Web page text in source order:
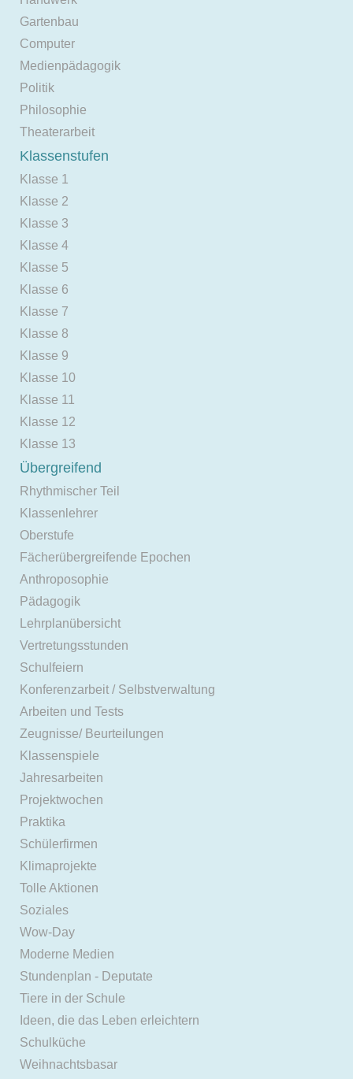
Gartenbau
Computer
Medienpädagogik
Politik
Philosophie
Theaterarbeit
Klassenstufen
Klasse 1
Klasse 2
Klasse 3
Klasse 4
Klasse 5
Klasse 6
Klasse 7
Klasse 8
Klasse 9
Klasse 10
Klasse 11
Klasse 12
Klasse 13
Übergreifend
Rhythmischer Teil
Klassenlehrer
Oberstufe
Fächerübergreifende Epochen
Anthroposophie
Pädagogik
Lehrplanübersicht
Vertretungsstunden
Schulfeiern
Konferenzarbeit / Selbstverwaltung
Arbeiten und Tests
Zeugnisse/ Beurteilungen
Klassenspiele
Jahresarbeiten
Projektwochen
Praktika
Schülerfirmen
Klimaprojekte
Tolle Aktionen
Soziales
Wow-Day
Moderne Medien
Stundenplan - Deputate
Tiere in der Schule
Ideen, die das Leben erleichtern
Schulküche
Weihnachtsbasar